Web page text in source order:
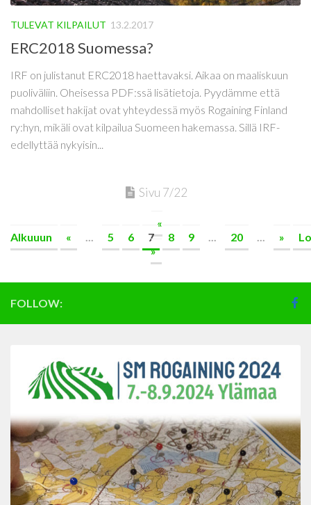
TULEVAT KILPAILUT 13.2.2017
ERC2018 Suomessa?
IRF on julistanut ERC2018 haettavaksi. Aikaa on maaliskuun
puoliväliin. Oheisessa PDF:ssä lisätietoja. Pyydämme että
mahdolliset hakijat ovat yhteydessä myös Rogaining Finland
ry:hyn, mikäli ovat kilpailua Suomeen hakemassa. Sillä IRF-
edellyttää nykyisin...
Sivu 7/22
«
Alkuuun
« ... 5 6 7 8 9 ... 20 ... »
»
FOLLOW: